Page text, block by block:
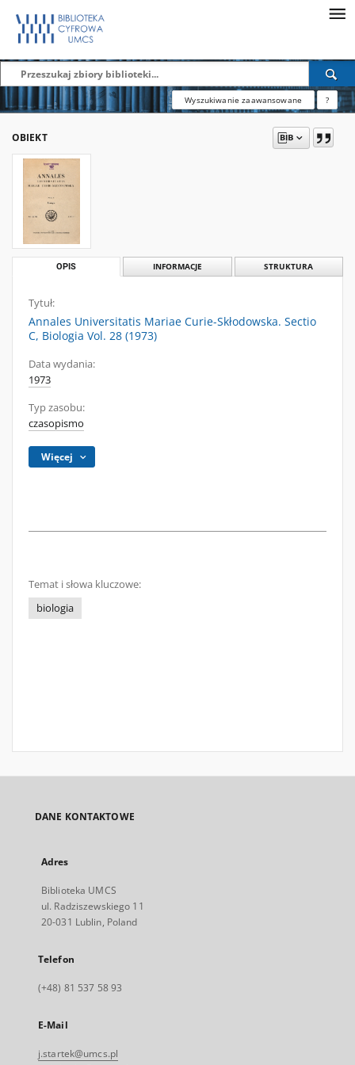
Wyszukiwanie zaawansowane ?
OBIEKT
OPIS INFORMACJE STRUKTURA
Tytuł:
Annales Universitatis Mariae Curie-Skłodowska. Sectio
C, Biologia Vol. 28 (1973)
Data wydania:
1973
Typ zasobu:
czasopismo
Więcej
Temat i słowa kluczowe:
biologia
DANE KONTAKTOWE
Adres
Biblioteka UMCS
ul. Radziszewskiego 11
20-031 Lublin, Poland
Telefon
(+48) 81 537 58 93
E-Mail
j.startek@umcs.pl